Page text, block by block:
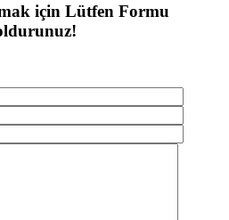
için Lütfen Formu